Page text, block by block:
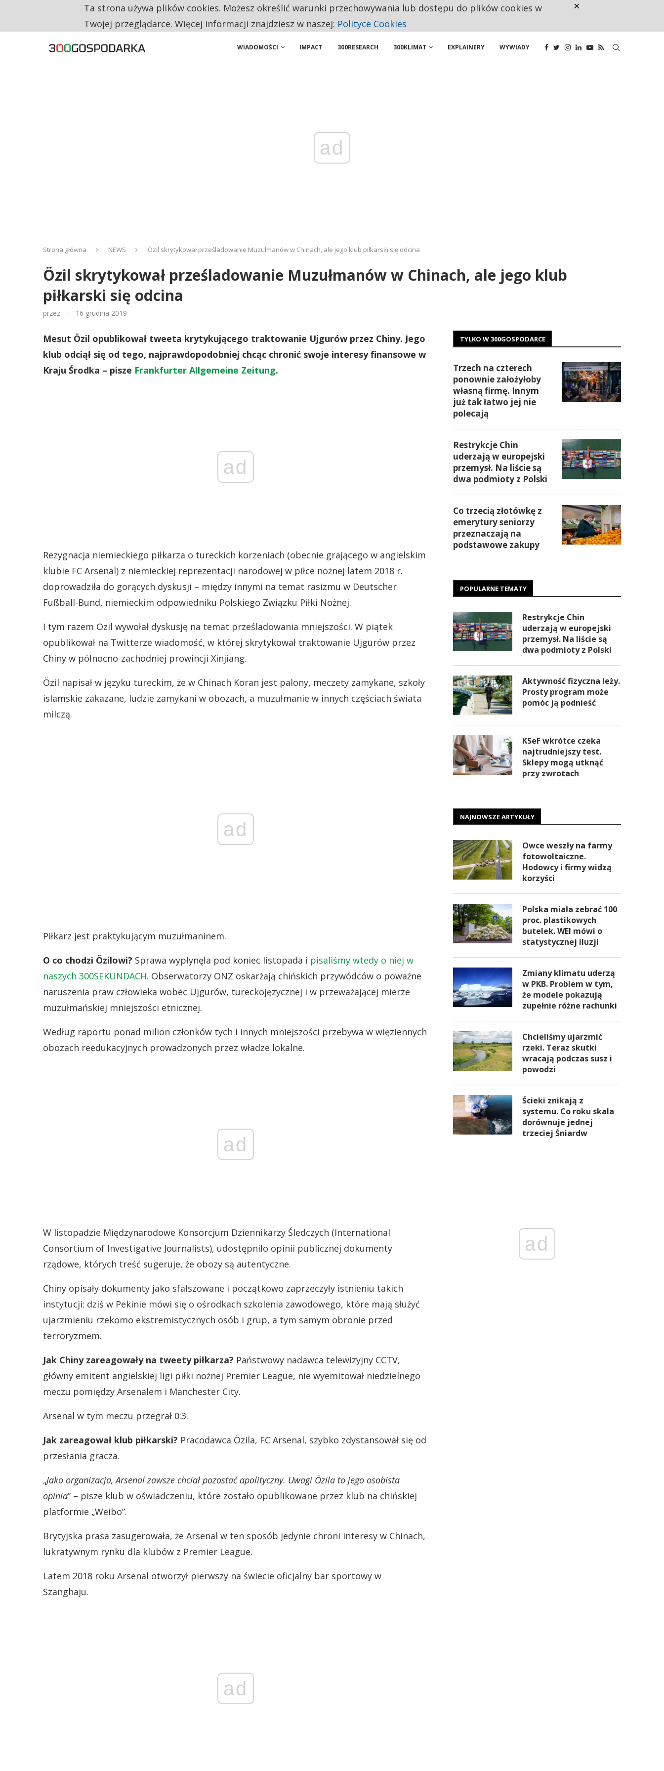
CO TRZECIĄ ZŁOTÓWKĘ Z EMERYTURY SENIORZY PRZEZNACZAJĄ NA PODSTAWOWE ZAKUPY
WIADOMOŚCI IMPACT 300RESEARCH 300KLIMAT EXPLAINERY WYWIADY
ad
Strona główna NEWS Özil skrytykował prześladowanie Muzułmanów w Chinach, ale jego klub piłkarski się odcina
Özil skrytykował prześladowanie Muzułmanów w Chinach, ale jego klub
piłkarski się odcina
przez 16 grudnia 2019
Mesut Özil opublikował tweeta krytykującego traktowanie Ujgurów przez Chiny. Jego
klub odciął się od tego, najprawdopodobniej chcąc chronić swoje interesy finansowe w
Kraju Środka – pisze Frankfurter Allgemeine Zeitung.
ad
Rezygnacja niemieckiego piłkarza o tureckich korzeniach (obecnie grającego w angielskim
klubie FC Arsenal) z niemieckiej reprezentacji narodowej w piłce nożnej latem 2018 r.
doprowadziła do gorących dyskusji – między innymi na temat rasizmu w Deutscher
Fußball-Bund, niemieckim odpowiedniku Polskiego Związku Piłki Nożnej.
I tym razem Özil wywołał dyskusję na temat prześladowania mniejszości. W piątek
opublikował na Twitterze wiadomość, w której skrytykował traktowanie Ujgurów przez
Chiny w północno-zachodniej prowincji Xinjiang.
Özil napisał w języku tureckim, że w Chinach Koran jest palony, meczety zamykane, szkoły
islamskie zakazane, ludzie zamykani w obozach, a muzułmanie w innych częściach świata
milczą.
ad
Piłkarz jest praktykującym muzułmaninem.
O co chodzi Özilowi? Sprawa wypłynęła pod koniec listopada i pisaliśmy wtedy o niej w
naszych 300SEKUNDACH. Obserwatorzy ONZ oskarżają chińskich przywódców o poważne
naruszenia praw człowieka wobec Ujgurów, tureckojęzycznej i w przeważającej mierze
muzułmańskiej mniejszości etnicznej.
Według raportu ponad milion członków tych i innych mniejszości przebywa w więziennych
obozach reedukacyjnych prowadzonych przez władze lokalne.
ad
W listopadzie Międzynarodowe Konsorcjum Dziennikarzy Śledczych (International
Consortium of Investigative Journalists), udostępniło opinii publicznej dokumenty
rządowe, których treść sugeruje, że obozy są autentyczne.
Chiny opisały dokumenty jako sfałszowane i początkowo zaprzeczyły istnieniu takich
instytucji; dziś w Pekinie mówi się o ośrodkach szkolenia zawodowego, które mają służyć
ujarzmieniu rzekomo ekstremistycznych osób i grup, a tym samym obronie przed
terroryzmem.
Jak Chiny zareagowały na tweety piłkarza? Państwowy nadawca telewizyjny CCTV,
główny emitent angielskiej ligi piłki nożnej Premier League, nie wyemitował niedzielnego
meczu pomiędzy Arsenalem i Manchester City.
Arsenal w tym meczu przegrał 0:3.
Jak zareagował klub piłkarski? Pracodawca Özila, FC Arsenal, szybko zdystansował się od
przesłania gracza.
„Jako organizacja, Arsenal zawsze chciał pozostać apolityczny. Uwagi Özila to jego osobista
opinia” – pisze klub w oświadczeniu, które zostało opublikowane przez klub na chińskiej
platformie „Weibo”.
Brytyjska prasa zasugerowała, że Arsenal w ten sposób jedynie chroni interesy w Chinach,
lukratywnym rynku dla klubów z Premier League.
Latem 2018 roku Arsenal otworzył pierwszy na świecie oficjalny bar sportowy w
Szanghaju.
ad
TYLKO W 300GOSPODARCE
Trzech na czterech
ponownie założyłoby
własną firmę. Innym
już tak łatwo jej nie
polecają
Restrykcje Chin
uderzają w europejski
przemysł. Na liście są
dwa podmioty z Polski
Co trzecią złotówkę z
emerytury seniorzy
przeznaczają na
podstawowe zakupy
POPULARNE TEMATY
Restrykcje Chin
uderzają w europejski
przemysł. Na liście są
dwa podmioty z Polski
Aktywność fizyczna leży.
Prosty program może
pomóc ją podnieść
KSeF wkrótce czeka
najtrudniejszy test.
Sklepy mogą utknąć
przy zwrotach
NAJNOWSZE ARTYKUŁY
Owce weszły na farmy
fotowoltaiczne.
Hodowcy i firmy widzą
korzyści
Polska miała zebrać 100
proc. plastikowych
butelek. WEI mówi o
statystycznej iluzji
Zmiany klimatu uderzą
w PKB. Problem w tym,
że modele pokazują
zupełnie różne rachunki
Chcieliśmy ujarzmić
rzeki. Teraz skutki
wracają podczas susz i
powodzi
Ścieki znikają z
systemu. Co roku skala
dorównuje jednej
trzeciej Śniardw
ad
Ta strona używa plików cookies. Możesz określić warunki przechowywania lub dostępu do plików cookies w
Twojej przeglądarce. Więcej informacji znajdziesz w naszej: Polityce Cookies
×